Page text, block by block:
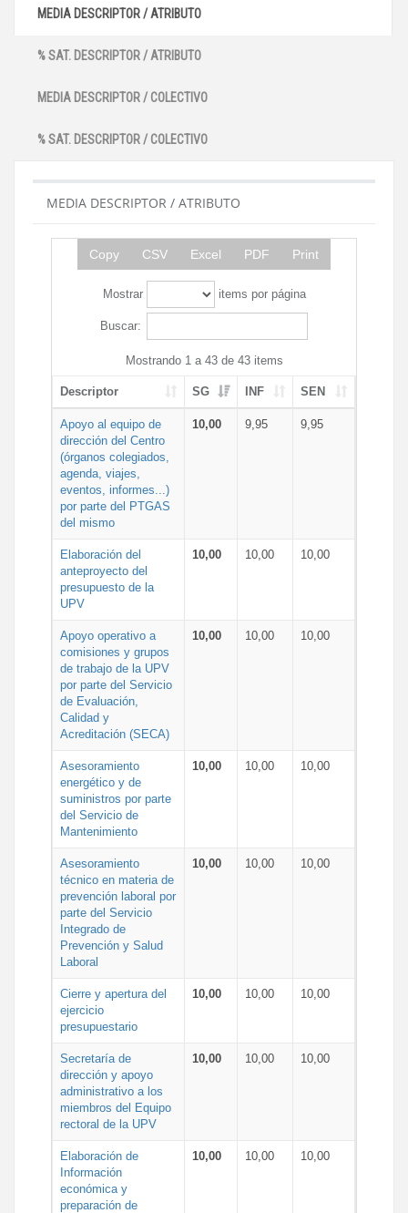
MEDIA DESCRIPTOR / ATRIBUTO
% SAT. DESCRIPTOR / ATRIBUTO
MEDIA DESCRIPTOR / COLECTIVO
% SAT. DESCRIPTOR / COLECTIVO
MEDIA DESCRIPTOR / ATRIBUTO
Copy CSV Excel PDF Print
Mostrar items por página
Buscar:
Mostrando 1 a 43 de 43 items
Descriptor SG INF SEN
Apoyo al equipo de
dirección del Centro
(órganos colegiados,
agenda, viajes,
eventos, informes...)
por parte del PTGAS
del mismo
10,00 9,95 9,95
Elaboración del
anteproyecto del
presupuesto de la
UPV
10,00 10,00 10,00
Apoyo operativo a
comisiones y grupos
de trabajo de la UPV
por parte del Servicio
de Evaluación,
Calidad y
Acreditación (SECA)
10,00 10,00 10,00
Asesoramiento
energético y de
suministros por parte
del Servicio de
Mantenimiento
10,00 10,00 10,00
Asesoramiento
técnico en materia de
prevención laboral por
parte del Servicio
Integrado de
Prevención y Salud
Laboral
10,00 10,00 10,00
Cierre y apertura del
ejercicio
presupuestario
10,00 10,00 10,00
Secretaría de
dirección y apoyo
administrativo a los
miembros del Equipo
rectoral de la UPV
10,00 10,00 10,00
Elaboración de
Información
económica y
preparación de
10,00 10,00 10,00